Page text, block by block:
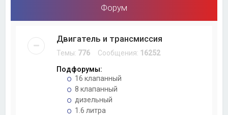
Форум
Двигатель и трансмиссия
Темы: 776 Сообщения: 16252
Подфорумы:
16 клапанный
8 клапанный
дизельный
1.6 литра